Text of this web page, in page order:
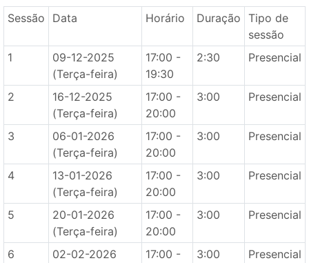
Sessão
Data Horário Duração Tipo de
sessão
1
09-12-2025
(Terça-feira)
17:00 -
19:30
2:30 Presencial
2
16-12-2025
(Terça-feira)
17:00 -
20:00
3:00 Presencial
3
06-01-2026
(Terça-feira)
17:00 -
20:00
3:00 Presencial
4
13-01-2026
(Terça-feira)
17:00 -
20:00
3:00 Presencial
5
20-01-2026
(Terça-feira)
17:00 -
20:00
3:00 Presencial
6
02-02-2026
17:00 -
3:00 Presencial